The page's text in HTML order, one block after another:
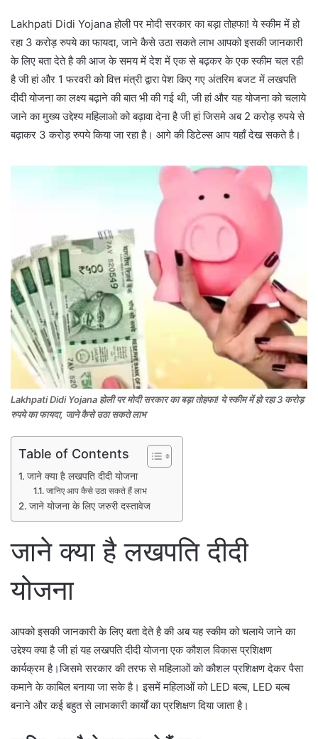
Lakhpati Didi Yojana होली पर मोदी सरकार का बड़ा तोहफा! ये स्कीम में हो
रहा 3 करोड़ रुपये का फायदा, जाने कैसे उठा सकते लाभ आपको इसकी जानकारी
के लिए बता देते है की आज के समय में देश में एक से बढ़कर के एक स्कीम चल रही
है जी हां और 1 फरवरी को वित्त मंत्री द्वारा पेश किए गए अंतरिम बजट में लखपति
दीदी योजना का लक्ष्य बढ़ाने की बात भी की गई थी, जी हां और यह योजना को चलाये
जाने का मुख्य उद्देश्य महिलाओ को बढ़ावा देना है जी हां जिसमे अब 2 करोड़ रुपये से
बढ़ाकर 3 करोड़ रुपये किया जा रहा है। आगे की डिटेल्स आप यहाँ देख सकते है।
Lakhpati Didi Yojana होली पर मोदी सरकार का बड़ा तोहफा! ये स्कीम में हो रहा 3 करोड़
रुपये का फायदा, जाने कैसे उठा सकते लाभ
Table of Contents
जाने क्या है लखपति दीदी योजना
जानिए आप कैसे उठा सकते हैं लाभ
जाने योजना के लिए जरुरी दस्तावेज
जाने क्या है लखपति दीदी
योजना
आपको इसकी जानकारी के लिए बता देते है की अब यह स्कीम को चलाये जाने का
उद्देश्य क्या है जी हां यह लखपति दीदी योजना एक कौशल विकास प्रशिक्षण
कार्यक्रम है।जिसमे सरकार की तरफ से महिलाओं को कौशल प्रशिक्षण देकर पैसा
कमाने के काबिल बनाया जा सके है। इसमें महिलाओं को LED बल्ब, LED बल्ब
बनाने और कई बहुत से लाभकारी कार्यों का प्रशिक्षण दिया जाता है।